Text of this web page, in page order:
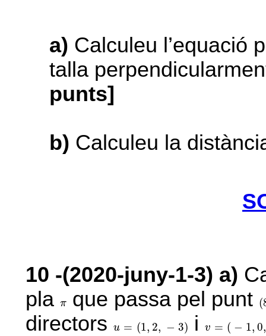
a) Calculeu l’equació
talla
punts]
b) Calculeu la
10 -(2020-juny-1-3) a)
pla π
π que passa pel punt (
(
directors u = (1, 2, − 3)
,2 3 iv = ( − 1, 0,
1 3